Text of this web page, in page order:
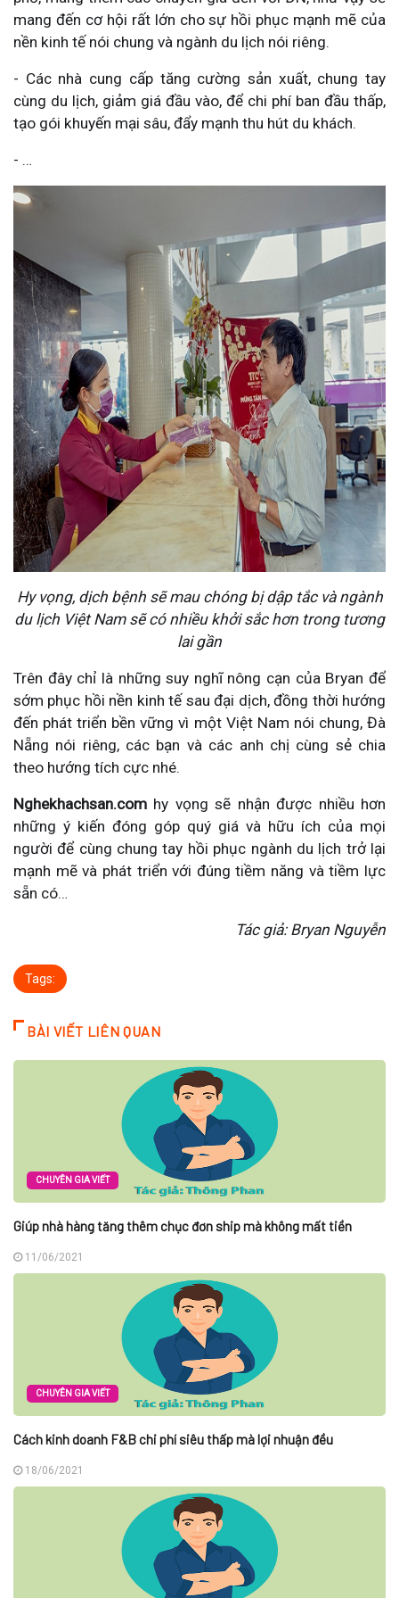
mang đến cơ hội rất lớn cho sự hồi phục mạnh mẽ của
nền kinh tế nói chung và ngành du lịch nói riêng.
- Các nhà cung cấp tăng cường sản xuất, chung tay
cùng du lịch, giảm giá đầu vào, để chi phí ban đầu thấp,
tạo gói khuyến mại sâu, đẩy mạnh thu hút du khách.
- …
Hy vọng, dịch bệnh sẽ mau chóng bị dập tắc và ngành
du lịch Việt Nam sẽ có nhiều khởi sắc hơn trong tương
lai gần
Trên đây chỉ là những suy nghĩ nông cạn của Bryan để
sớm phục hồi nền kinh tế sau đại dịch, đồng thời hướng
đến phát triển bền vững vì một Việt Nam nói chung, Đà
Nẵng nói riêng, các bạn và các anh chị cùng sẻ chia
theo hướng tích cực nhé.
Nghekhachsan.com hy vọng sẽ nhận được nhiều hơn
những ý kiến đóng góp quý giá và hữu ích của mọi
người để cùng chung tay hồi phục ngành du lịch trở lại
mạnh mẽ và phát triển với đúng tiềm năng và tiềm lực
sẵn có…
Tác giả: Bryan Nguyễn
Tags:
BÀI VIẾT LIÊN QUAN
CHUYÊN GIA VIẾT
Giúp nhà hàng tăng thêm chục đơn ship mà không mất tiền
11/06/2021
CHUYÊN GIA VIẾT
Cách kinh doanh F&B chi phí siêu thấp mà lợi nhuận đều
18/06/2021